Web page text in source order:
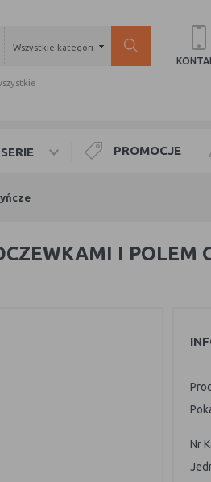
Wszystkie kategorie
SERIE PROMOCJE
I
Nr